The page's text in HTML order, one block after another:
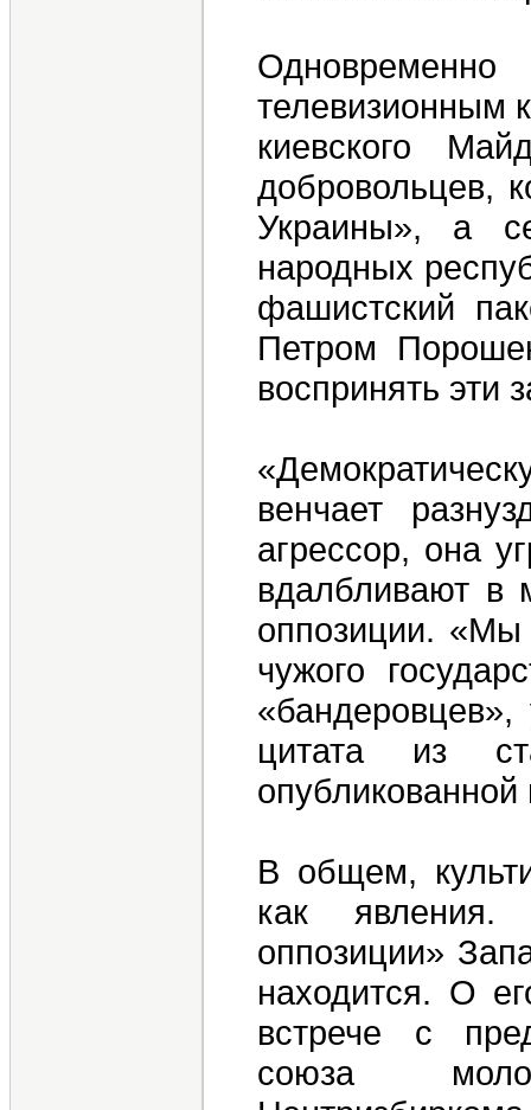
телевизионным
киевского
добровольцев,
Украины», а
народных
фашистский
Петром
воспринять эти
венчает
агрессор, она
вдалбливают в
оппозиции.
чужого
цитата из
В общем,
как явления.
оппозиции»
находится. О
встрече с
союза